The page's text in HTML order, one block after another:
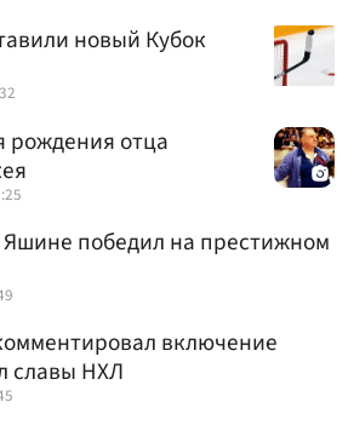
новый Кубок
рождения отца
победил на престижном
включение
славы НХЛ